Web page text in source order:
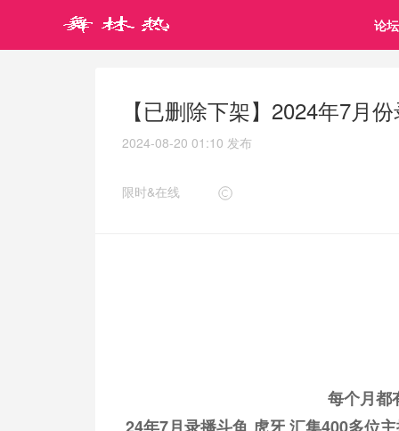
论坛
【已删除下架】2024年7月
2024-08-20 01:10 发布
限时&在线
每个月都